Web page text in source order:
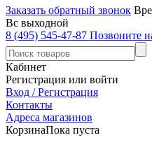
Заказать обратный звонок
Вс выходной
8 (495) 545-47-87 Позвоните
Кабинет
Регистрация или войти
Вход / Регистрация
Контакты
Адреса магазинов
КорзинаПока пуста